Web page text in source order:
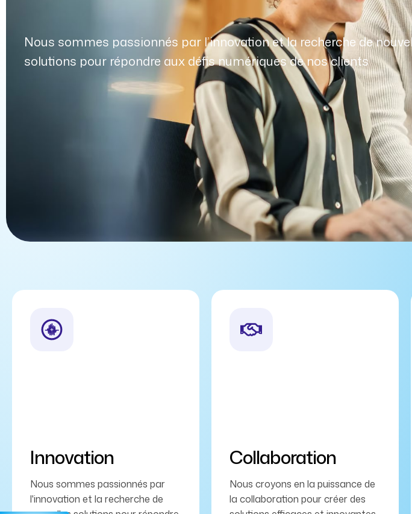
Nous sommes passionnés par l’innovation et la recherche de
solutions pour répondre aux défis numériques de nos clients
Innovation
Nous sommes passionnés par
l'innovation et la recherche de
Collaboration
Nous croyons en la puissance de
la collaboration pour créer des